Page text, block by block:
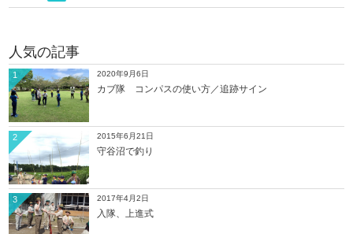
人気の記事
2020年9月6日
カブ隊 コンパスの使い方／追跡サイン
1
2015年6月21日
守谷沼で釣り
2
2017年4月2日
入隊、上進式
3